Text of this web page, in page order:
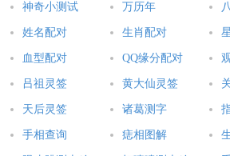
属鼠人2025年全年运势详解 属牛人2025年全年运
属虎人2025年全年运势详解 属兔人2025年全年运
神奇小测试 万历年
姓名配对 生肖配对
血型配对 QQ缘分配对
吕祖灵签 黄大仙灵签
天后灵签 诸葛测字
手相查询 痣相图解